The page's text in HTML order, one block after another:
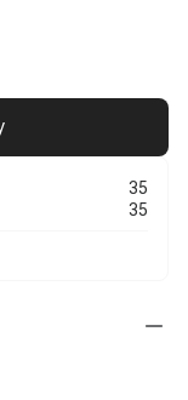
35
35